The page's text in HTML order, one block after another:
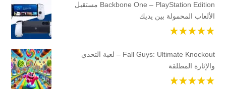
Backbone One – PlayStation Edition مستقبل
الألعاب المحمولة بين يديك
Fall Guys: Ultimate Knockout – لعبة التحدي
والإثارة المطلقة